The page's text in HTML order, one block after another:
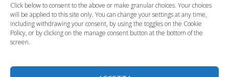
Click below to consent to the above or make granular choices. Your choices
will be applied to this site only. You can change your settings at any time,
including withdrawing your consent, by using the toggles on the Cookie
Policy, or by clicking on the manage consent button at the bottom of the
screen.
sorprenderli con i
biscotti fai da te
regalare ai nostri
piccoli?